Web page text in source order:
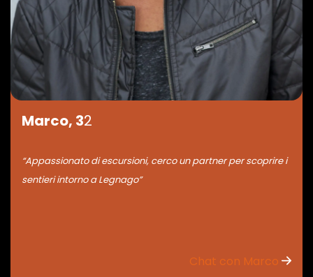
Marco, 32
“Appassionato di escursioni, cerco un partner per scoprire i
sentieri intorno a Legnago”
Chat con Marco